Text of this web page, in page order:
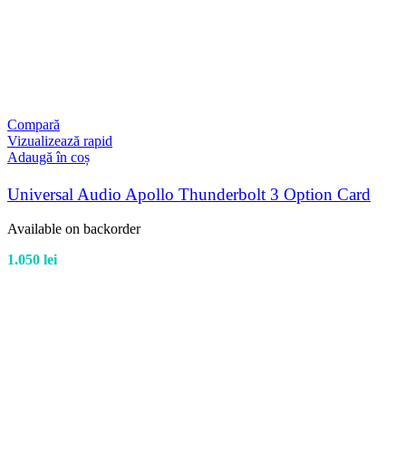
Compară
Vizualizează rapid
Adaugă în coș
Universal Audio Apollo Thunderbolt 3 Option Card
Available on backorder
1.050 lei